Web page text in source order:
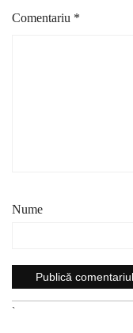
Comentariu *
Nume
`